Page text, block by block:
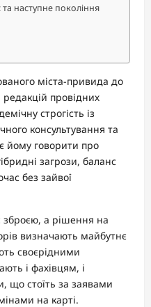
наступне покоління
міста-привида до
редакцій провідних
строгість із
консультування та
йому говорити про
загрози, баланс
без зайвої
зброєю, а рішення на
визначають майбутнє
своєрідними
і фахівцям, і
що стоїть за заявами
на карті.